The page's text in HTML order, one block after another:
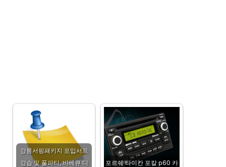
강릉서핑패키지 포입서프
강습 및 풀파티, 바베큐 디
포르쉐 타이칸 포칼 p60 카